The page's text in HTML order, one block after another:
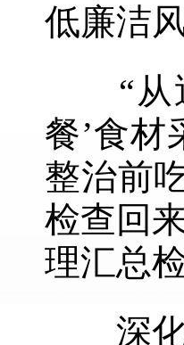
低廉洁风
“从近
餐’食
整治前
检查回
理汇总
深化